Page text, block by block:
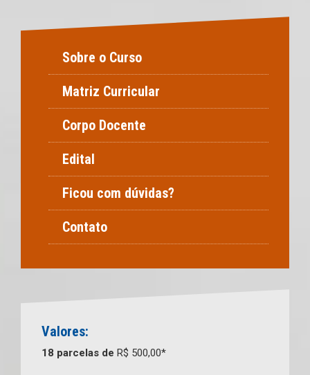
Sobre o Curso
Matriz Curricular
Corpo Docente
Edital
Ficou com dúvidas?
Contato
Valores:
18 parcelas de R$ 500,00*